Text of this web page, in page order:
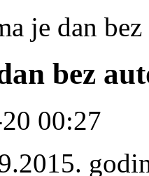
je dan
bez
00:27